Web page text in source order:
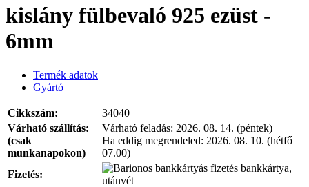
kislány fülbevaló 925 ezüst -
6mm
Termék adatok
Gyártó
Cikkszám:
34040
Várható szállítás:
(csak
munkanapokon)
Várható feladás: 2026. 08. 14. (péntek)
Ha eddig megrendeled: 2026. 08. 10. (hétfő
07.00)
Fizetés:
bankkártya,
utánvét